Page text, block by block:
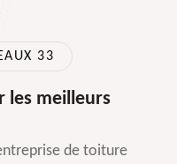
33
les meilleurs
de toiture